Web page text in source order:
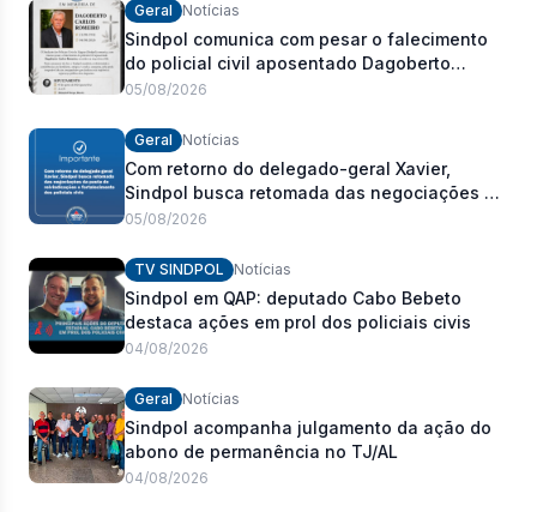
Geral Notícias
Sindpol comunica com pesar o falecimento
do policial civil aposentado Dagoberto
Carlos Romeiro
05/08/2026
Geral Notícias
Com retorno do delegado-geral Xavier,
Sindpol busca retomada das negociações da
pauta de reivindicações e fortalecimento dos
05/08/2026
TV SINDPOL Notícias
Sindpol em QAP: deputado Cabo Bebeto
destaca ações em prol dos policiais civis
04/08/2026
Geral Notícias
Sindpol acompanha julgamento da ação do
abono de permanência no TJ/AL
04/08/2026